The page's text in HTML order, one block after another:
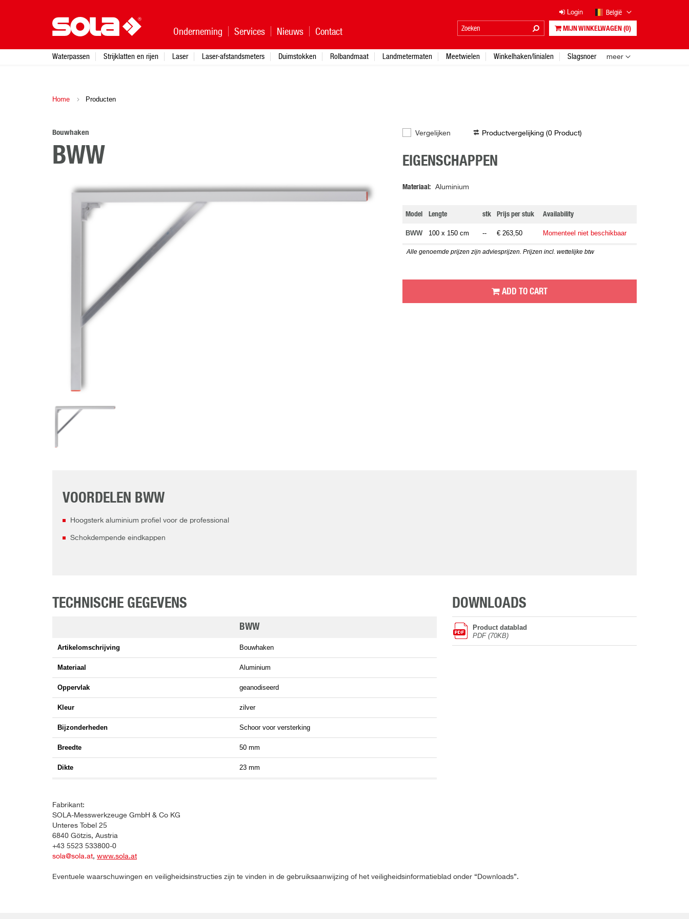
Home Producten
Bouwhaken
BWW
Vergelijken Productvergelijking (0 Product)
EIGENSCHAPPEN
Materiaal Aluminium
Model Lengte stk Prijs per stuk Availability
BWW 100 x 150 cm -- € 263,50 Momenteel niet beschikbaar
Alle genoemde prijzen zijn adviesprijzen. Prijzen incl. wettelijke btw
ADD TO CART
VOORDELEN BWW
Hoogsterk aluminium profiel voor de professional
Schokdempende eindkappen
TECHNISCHE GEGEVENS
BWW
Artikelomschrijving Bouwhaken
Materiaal Aluminium
Oppervlak geanodiseerd
Kleur zilver
Bijzonderheden Schoor voor versterking
Breedte 50 mm
Dikte 23 mm
DOWNLOADS
Product datablad
PDF (70KB)
Fabrikant:
SOLA-Messwerkzeuge GmbH & Co KG
Unteres Tobel 25
6840 Götzis, Austria
+43 5523 533800-0
sola@sola.at, www.sola.at
Eventuele waarschuwingen en veiligheidsinstructies zijn te vinden in de gebruiksaanwijzing of het veiligheidsinformatieblad onder “Downloads”.
Onderneming Services Nieuws Contact
Login België
MIJN WINKELWAGEN (0)
Waterpassen Strijklatten en rijen Laser Laser-afstandsmeters Duimstokken Rolbandmaat Landmetermaten Meetwielen Winkelhaken/linialen Slagsnoer meer